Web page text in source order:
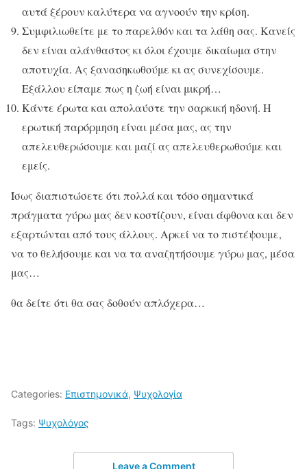
αυτά ξέρουν καλύτερα να αγνοούν την κρίση.
Συμφιλιωθείτε με το παρελθόν και τα λάθη σας. Κανείς
δεν είναι αλάνθαστος κι όλοι έχουμε δικαίωμα στην
αποτυχία. Ας ξανασηκωθούμε κι ας συνεχίσουμε.
Εξάλλου είπαμε πως η ζωή είναι μικρή…
Κάντε έρωτα και απολαύστε την σαρκική ηδονή. Η
ερωτική παρόρμηση είναι μέσα μας, ας την
απελευθερώσουμε και μαζί ας απελευθερωθούμε και
εμείς.
Ίσως διαπιστώσετε ότι πολλά και τόσο σημαντικά
πράγματα γύρω μας δεν κοστίζουν, είναι άφθονα και δεν
εξαρτώνται από τους άλλους. Αρκεί να το πιστέψουμε,
να το θελήσουμε και να τα αναζητήσουμε γύρω μας, μέσα
μας…
θα δείτε ότι θα σας δοθούν απλόχερα…
Categories: Επιστημονικά, Ψυχολογία
Tags: Ψυχολόγος
Leave a Comment